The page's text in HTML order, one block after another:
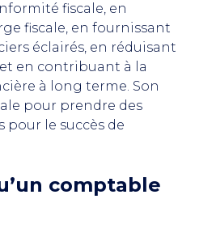
fiscale, en
fiscale, en fournissant
éclairés, en réduisant
et en contribuant à la
à long terme. Son
pour prendre des
pour le succès de
comptable